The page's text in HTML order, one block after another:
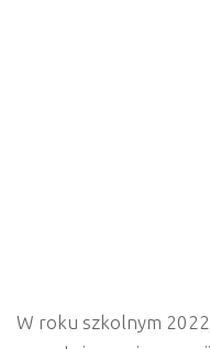
W roku szkolnym